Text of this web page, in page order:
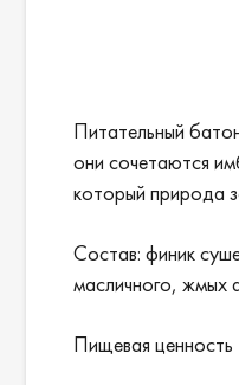
Питательный
они сочетаются
который природа
Состав: финик
масличного, жмых
Пищевая